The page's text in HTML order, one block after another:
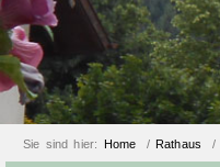
Sie sind hier: Home / Rathaus /